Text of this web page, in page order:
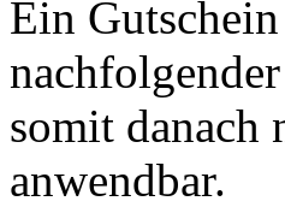
Ein
somit danach
anwendbar.